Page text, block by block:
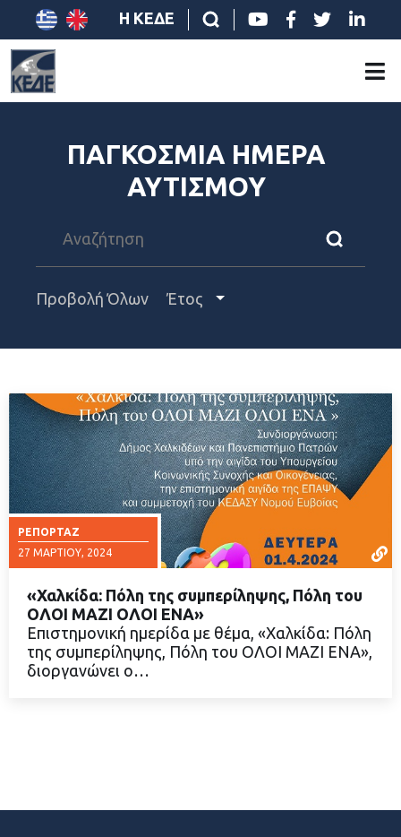
Η ΚΕΔΕ
ΠΑΓΚΟΣΜΙΑ ΗΜΕΡΑ
ΑΥΤΙΣΜΟΥ
Προβολή Όλων Έτος
ΡΕΠΟΡΤΆΖ
27 ΜΑΡΤΊΟΥ, 2024
ΔΙΑΒΑΣΤΕ ΠΕΡΙΣΣΟΤΕΡΑ
«Χαλκίδα: Πόλη της συμπερίληψης, Πόλη του
ΟΛΟΙ ΜΑΖΙ ΟΛΟΙ ΕΝΑ»
Επιστημονική ημερίδα με θέμα, «Χαλκίδα: Πόλη
της συμπερίληψης, Πόλη του ΟΛΟΙ ΜΑΖΙ ΕΝΑ»,
διοργανώνει ο…